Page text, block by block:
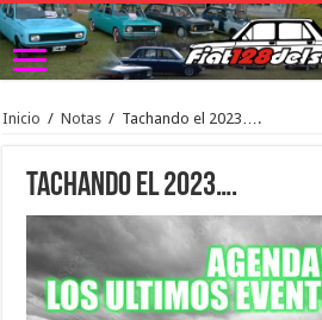
Inicio / Notas / Tachando el 2023….
Tachando el 2023….